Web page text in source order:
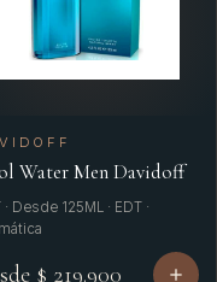
Water Men Davidoff
· Desde 125ML · EDT ·
$ 219.900